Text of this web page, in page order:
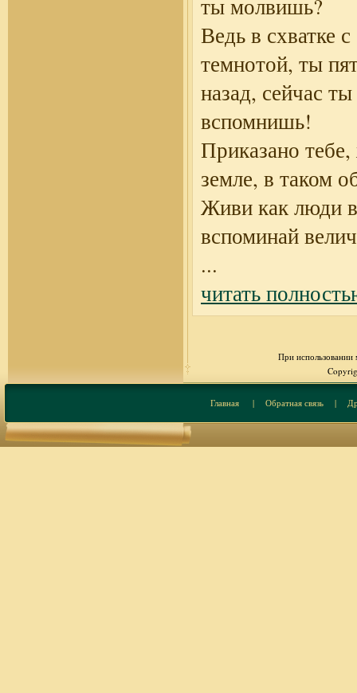
ты молвишь?
Ведь в схватке с
темнотой, ты
назад, сейчас ты
вспомнишь!
Приказано
земле, в таком
Живи как люди
вспоминай
...
читать
При использовании
Главная| Обратная связь|